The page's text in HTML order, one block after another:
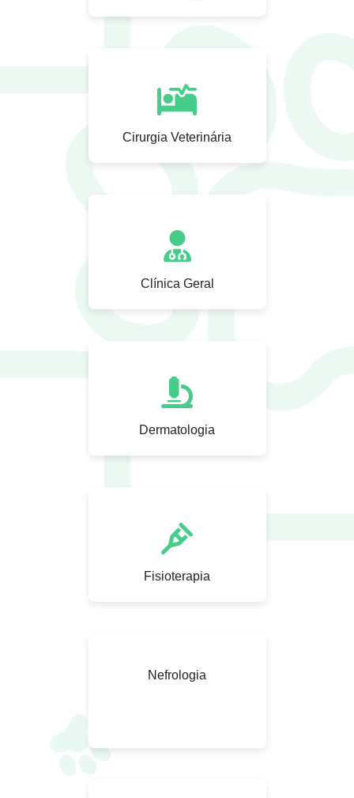
Cirurgia Veterinária
Clínica Geral
Dermatologia
Fisioterapia
Nefrologia